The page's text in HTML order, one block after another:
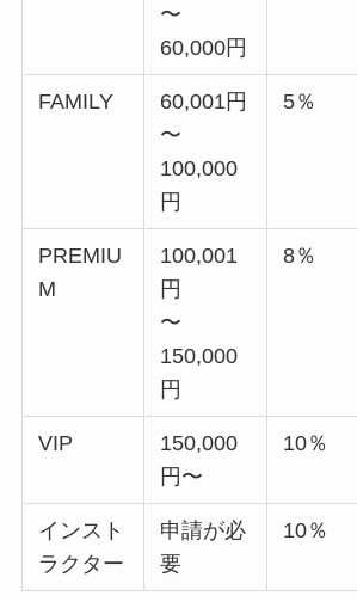
〜
60,000円
FAMILY
60,001円
〜
100,000
円
5％
PREMIU
M
100,001
円
〜
150,000
円
8％
VIP
150,000
円〜
10％
インスト
ラクター
申請が必
要
10％